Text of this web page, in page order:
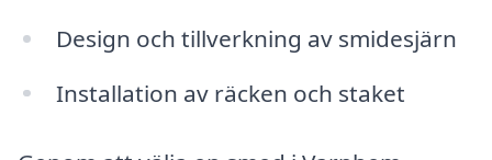
Design och tillverkning av smidesjärn
Installation av räcken och staket